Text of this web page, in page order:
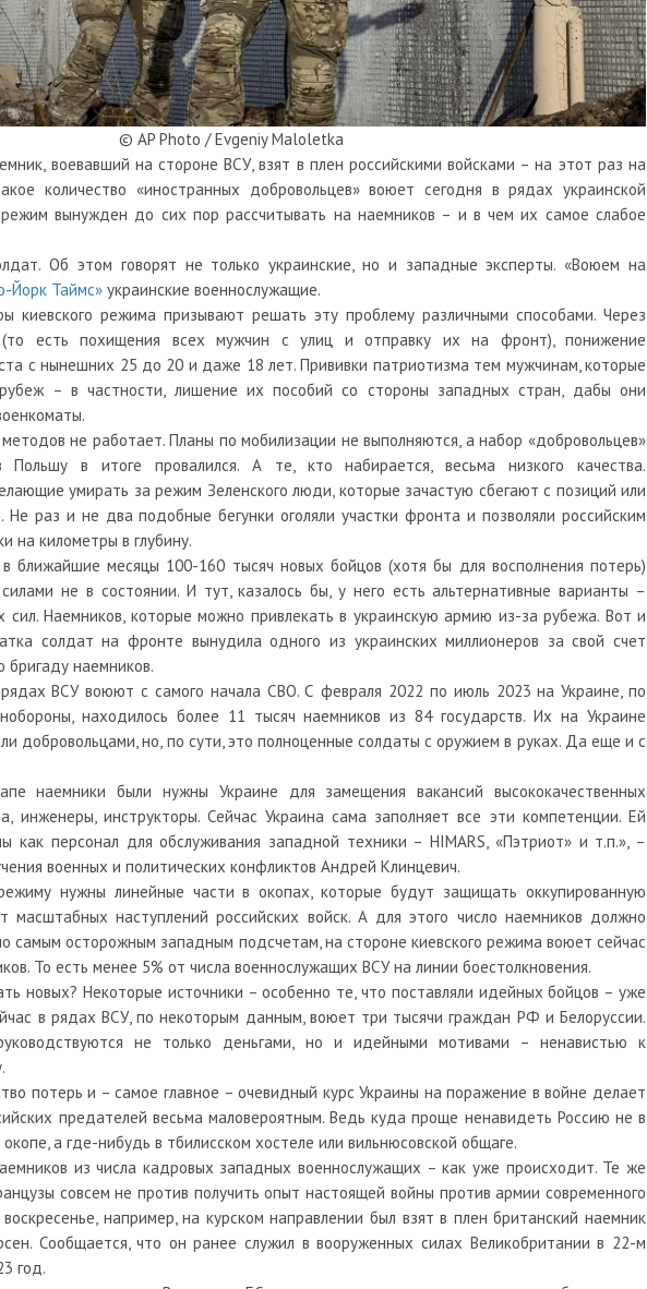
© AP Photo / Evgeniy Maloletka
воевавший на стороне ВСУ, взят в плен российскими войсками – на этот раз на
количество «иностранных добровольцев» воюет сегодня в рядах украинской
вынужден до сих пор рассчитывать на наемников – и в чем их самое слабое
Об этом говорят не только украинские, но и западные эксперты. «Воюем на
Йорк Таймс» украинские военнослужащие.
киевского режима призывают решать эту проблему различными способами. Через
(то есть похищения всех мужчин с улиц и отправку их на фронт), понижение
с нынешних 25 до 20 и даже 18 лет. Прививки патриотизма тем мужчинам, которые
– в частности, лишение их пособий со стороны западных стран, дабы они
не работает. Планы по мобилизации не выполняются, а набор «добровольцев»
в итоге провалился. А те, кто набирается, весьма низкого качества.
умирать за режим Зеленского люди, которые зачастую сбегают с позиций или
раз и не два подобные бегунки оголяли участки фронта и позволяли российским
на километры в глубину.
ближайшие месяцы 100-160 тысяч новых бойцов (хотя бы для восполнения потерь)
не в состоянии. И тут, казалось бы, у него есть альтернативные варианты –
сил. Наемников, которые можно привлекать в украинскую армию из-за рубежа. Вот и
солдат на фронте вынудила одного из украинских миллионеров за свой счет
наемников.
ВСУ воюют с самого начала СВО. С февраля 2022 по июль 2023 на Украине, по
находилось более 11 тысяч наемников из 84 государств. Их на Украине
добровольцами, но, по сути, это полноценные солдаты с оружием в руках. Да еще и с
наемники были нужны Украине для замещения вакансий высококачественных
инженеры, инструкторы. Сейчас Украина сама заполняет все эти компетенции. Ей
как персонал для обслуживания западной техники – HIMARS, «Пэтриот» и т.п.», –
военных и политических конфликтов Андрей Клинцевич.
нужны линейные части в окопах, которые будут защищать оккупированную
масштабных наступлений российских войск. А для этого число наемников должно
самым осторожным западным подсчетам, на стороне киевского режима воюет сейчас
То есть менее 5% от числа военнослужащих ВСУ на линии боестолкновения.
новых? Некоторые источники – особенно те, что поставляли идейных бойцов – уже
в рядах ВСУ, по некоторым данным, воюет три тысячи граждан РФ и Белоруссии.
не только деньгами, но и идейными мотивами – ненавистью к
потерь и – самое главное – очевидный курс Украины на поражение в войне делает
предателей весьма маловероятным. Ведь куда проще ненавидеть Россию не в
а где-нибудь в тбилисском хостеле или вильнюсовской общаге.
из числа кадровых западных военнослужащих – как уже происходит. Те же
совсем не против получить опыт настоящей войны против армии современного
например, на курском направлении был взят в плен британский наемник
Сообщается, что он ранее служил в вооруженных силах Великобритании в 22-м
год.